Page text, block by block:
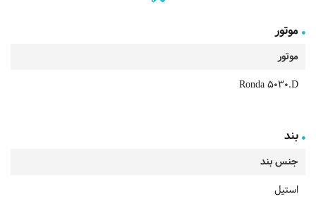
موتور
موتور
Ronda 5030.D
بند
جنس بند
استیل